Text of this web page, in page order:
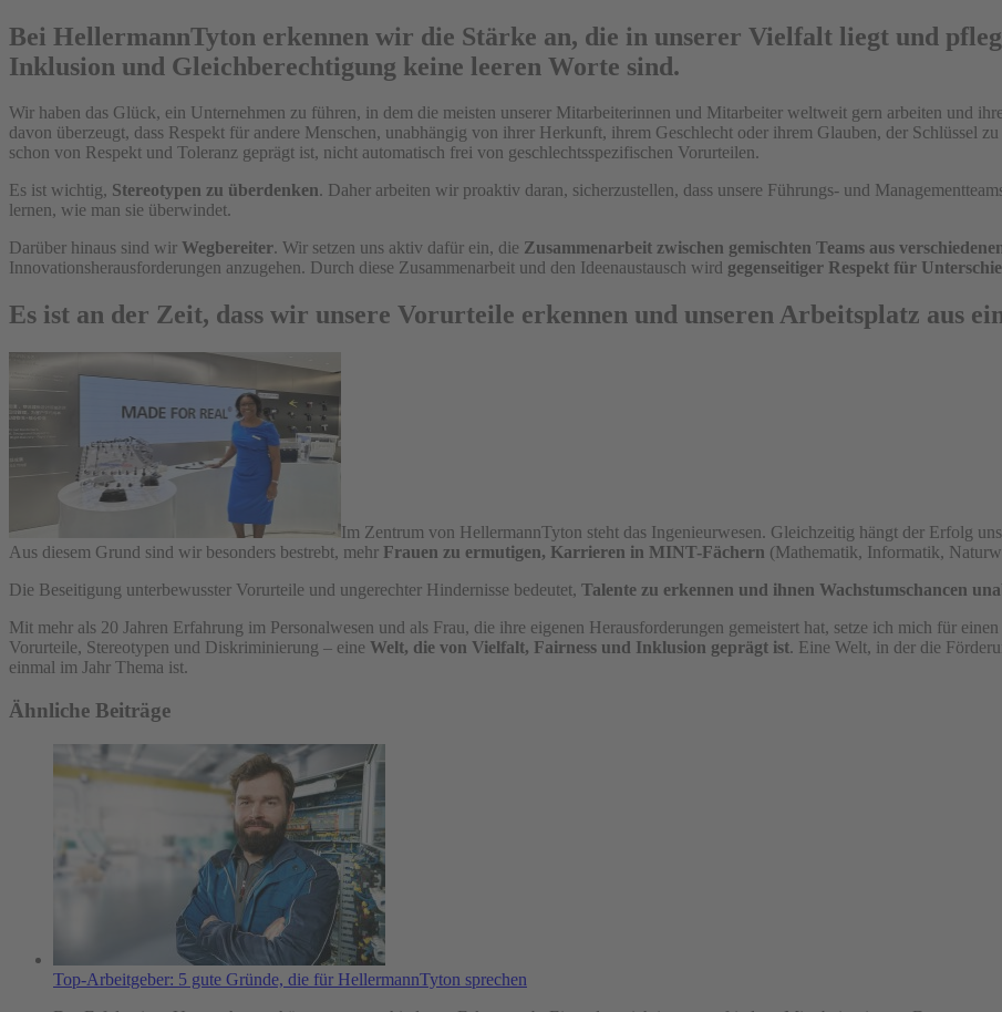
Bei HellermannTyton erkennen wir die Stärke an, die in unserer Vielfalt liegt und
Inklusion und Gleichberechtigung keine leeren Worte sind.
Wir haben das Glück, ein Unternehmen zu führen, in dem die meisten unserer Mitarbeiterinnen und Mitarbeiter weltweit gern arbeiten und
davon überzeugt, dass Respekt für andere Menschen, unabhängig von ihrer Herkunft, ihrem Geschlecht oder ihrem Glauben, der Schlüssel
schon von Respekt und Toleranz geprägt ist, nicht automatisch frei von geschlechtsspezifischen Vorurteilen.
Es ist wichtig, Stereotypen zu überdenken. Daher arbeiten wir proaktiv daran, sicherzustellen, dass unsere Führungs- und
lernen, wie man sie überwindet.
Darüber hinaus sind wir Wegbereiter. Wir setzen uns aktiv dafür ein, die Zusammenarbeit zwischen gemischten Teams aus
Innovationsherausforderungen anzugehen. Durch diese Zusammenarbeit und den Ideenaustausch wird gegenseitiger Respekt für
Es ist an der Zeit, dass wir unsere Vorurteile erkennen und unseren Arbeitsplatz aus
Im Zentrum von HellermannTyton steht das Ingenieurwesen. Gleichzeitig hängt der Erfolg
Aus diesem Grund sind wir besonders bestrebt, mehr Frauen zu ermutigen, Karrieren in MINT-Fächern (Mathematik, Informatik,
Die Beseitigung unterbewusster Vorurteile und ungerechter Hindernisse bedeutet, Talente zu erkennen und ihnen Wachstumschancen
Mit mehr als 20 Jahren Erfahrung im Personalwesen und als Frau, die ihre eigenen Herausforderungen gemeistert hat, setze ich mich für einen
Vorurteile, Stereotypen und Diskriminierung – eine Welt, die von Vielfalt, Fairness und Inklusion geprägt ist. Eine Welt, in der die
einmal im Jahr Thema ist.
Ähnliche Beiträge
Top-Arbeitgeber: 5 gute Gründe, die für HellermannTyton sprechen